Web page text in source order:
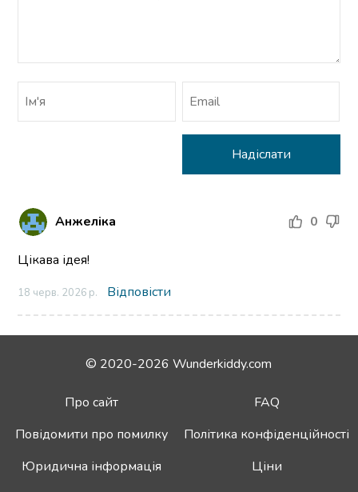
Анжеліка 0
Цікава ідея!
18 черв. 2026 р. Відповісти
© 2020-2026 Wunderkiddy.com
Про сайт
FAQ
Повідомити про помилку
Політика конфіденційності
Юридична інформація
Ціни